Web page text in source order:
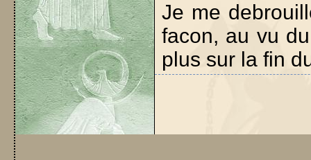
Je me
facon, au vu
plus sur la fin